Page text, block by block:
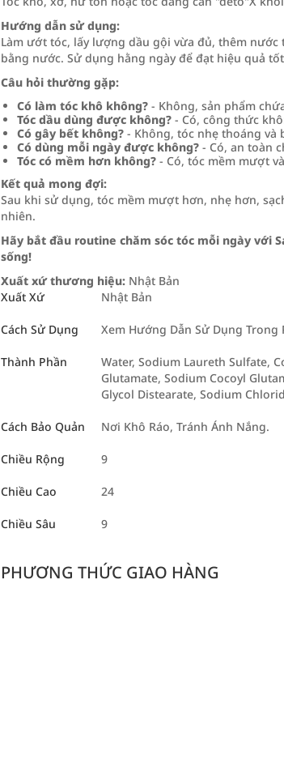
Hướng dẫn sử dụng:
Làm ướt tóc, lấy lượng dầu gội vừa đủ, thêm nước
bằng nước. Sử dụng hằng ngày để đạt hiệu quả
Câu hỏi thường gặp:
Có làm tóc khô không? - Không, sản phẩm
Tóc dầu dùng được không? - Có, công thức
Có gây bết không? - Không, tóc nhẹ thoáng và
Có dùng mỗi ngày được không? - Có, an toàn
Tóc có mềm hơn không? - Có, tóc mềm mượt
Kết quả mong đợi:
Sau khi sử dụng, tóc mềm mượt hơn, nhẹ hơn,
nhiên.
Hãy bắt đầu routine chăm sóc tóc mỗi ngày với
sống!
Xuất xứ thương hiệu: Nhật Bản
Xuất Xứ
Nhật Bản
Cách Sử Dụng Xem Hướng Dẫn Sử Dụng Trong
Thành Phần
Water, Sodium Laureth Sulfate,
Glutamate, Sodium Cocoyl
Glycol Distearate, Sodium
Cách Bảo Quản Nơi Khô Ráo, Tránh Ánh Nắng.
Chiều Rộng 9
Chiều Cao 24
Chiều Sâu 9
PHƯƠNG THỨC GIAO HÀNG